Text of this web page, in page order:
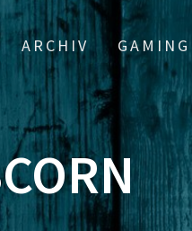
ARCHIV GAMING